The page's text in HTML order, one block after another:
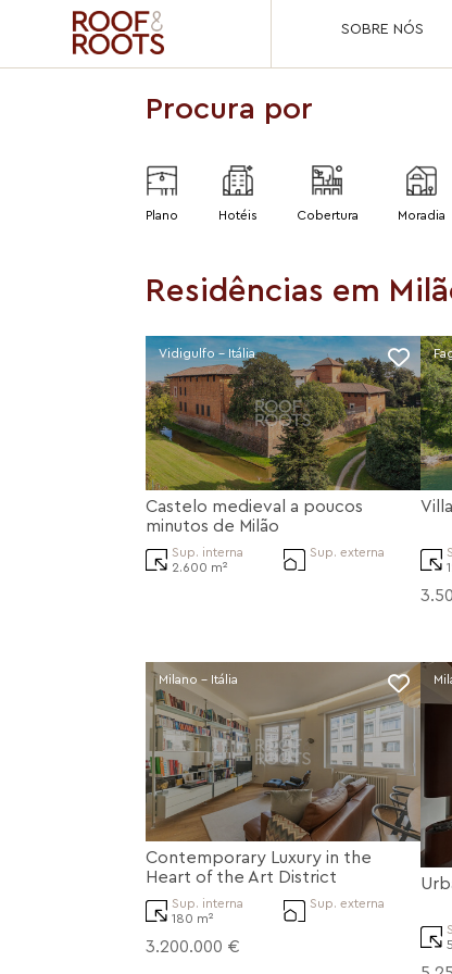
SOBRE NÓS
Procura por
Plano Hotéis Cobertura Moradia
Residências em
Vidigulfo - Itália
Castelo medieval a poucos
minutos de Milão
Sup. interna
2.600 m²
Sup. externa
Milano - Itália
Contemporary Luxury in the
Heart of the Art District
Sup. interna
180 m²
Sup. externa
3.200.000 €